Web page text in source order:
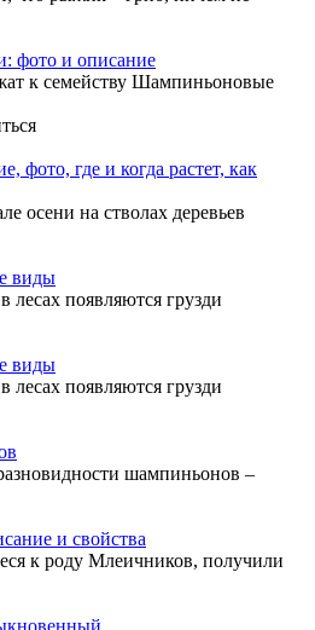
фото и описание
к семейству Шампиньоновые
фото, где и когда растет, как
осени на стволах деревьев
виды
лесах появляются грузди
виды
лесах появляются грузди
шампиньонов –
и свойства
к роду Млеичников, получили